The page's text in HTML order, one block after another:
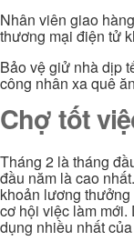
Nhân viên giao
thương mại điện tử
Bảo vệ giử nhà dịp
công nhân xa quê
Chợ tốt
Tháng 2 là tháng
đầu năm là cao
khoản lương
cơ hội việc làm mới.
dụng nhiều nhất